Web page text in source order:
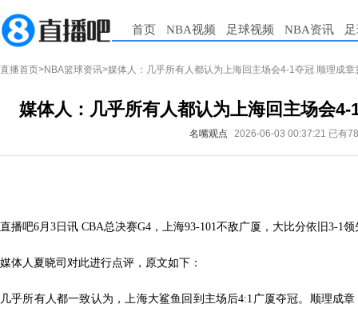
首页 NBA视频 足球视频 NBA资讯
直播首页>NBA篮球资讯>媒体人：几乎所有人都认为上海回主场会4-1夺冠 顺理成章
媒体人：几乎所有人都认为上海回主场会
名嘴观点 2026-06-03 00:37:21 已有
直播吧6月3日讯 CBA总决赛G4，上海93-101不敌广厦，大比分依旧3-1领
媒体人夏晓司对此进行点评，原文如下：
几乎所有人都一致认为，上海大鲨鱼回到主场后4:1广厦夺冠。顺理成